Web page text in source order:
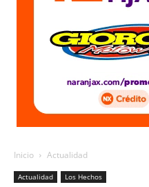
Inicio Actualidad
Actualidad Los Hechos